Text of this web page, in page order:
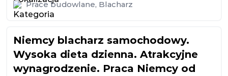
Prace budowlane, Blacharz
Niemcy blacharz samochodowy.
Wysoka dieta dzienna. Atrakcyjne
wynagrodzenie. Praca Niemcy od